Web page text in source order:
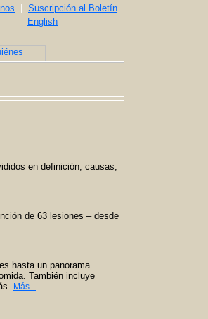
Suscripción al Boletín
English
en definición, causas,
de 63 lesiones – desde
hasta un panorama
También incluye
Más...